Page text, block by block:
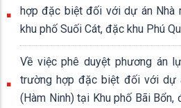
hợp đặc biệt đối với dự án Nhà
khu phố Suối Cát, đặc khu Phú
Về việc phê duyệt phương án
trường hợp đặc biệt đối với dự
(Hàm Ninh) tại Khu phố Bãi Bổn,